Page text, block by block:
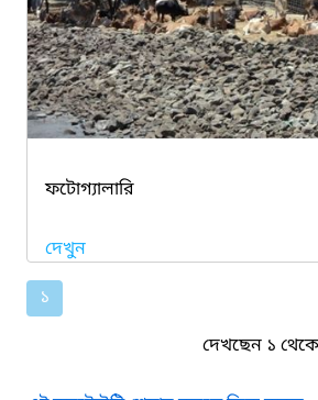
ফটোগ্যালারি
দেখুন
১
দেখছেন ১ থেকে